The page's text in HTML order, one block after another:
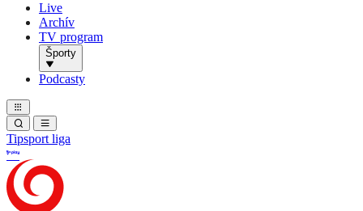
Live
Archív
TV program
Športy
Podcasty
Tipsport liga